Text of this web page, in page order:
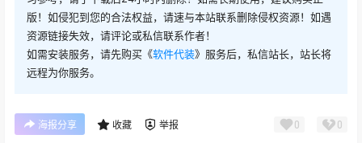
版！如侵犯到您的合法权益，请速与本站联系删除侵权资源！如遇
资源链接失效，请评论或私信联系作者！
如需安装服务，请先购买《软件代装》服务后，私信站长，站长将
远程为你服务。
海报分享 收藏 举报 0 0